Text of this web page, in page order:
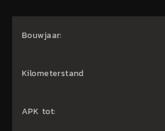
Bouwjaar:
Kilometerstand
APK tot: